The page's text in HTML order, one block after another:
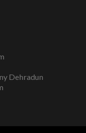
Dehradun